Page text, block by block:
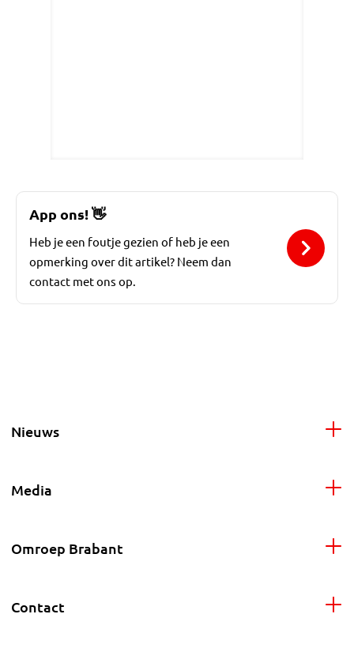
App ons!👋
Heb je een foutje gezien of heb je een
opmerking over dit artikel? Neem dan
contact met ons op.
Nieuws
Media
Omroep Brabant
Contact